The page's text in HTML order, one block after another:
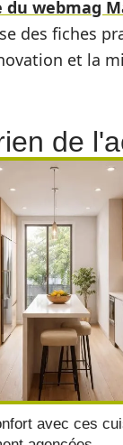
du webmag
des fiches
et la
de
avec ces